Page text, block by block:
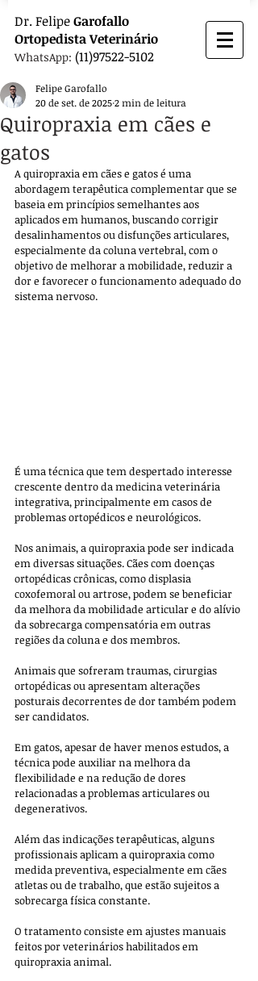
Dr. FelipeGarofallo
OrtopedistaVeterinário
WhatsApp: (11)97522-5102
Quiropraxia em cães e
gatos
Felipe Garofallo
20 de set. de 20252 min de leitura
A quiropraxia em cães e gatos é uma
abordagem terapêutica complementar que se
baseia em princípios semelhantes aos
aplicados em humanos, buscando corrigir
desalinhamentos ou disfunções articulares,
especialmente da coluna vertebral, com o
objetivo de melhorar a mobilidade, reduzir a
dor e favorecer o funcionamento adequado do
sistema nervoso.
É uma técnica que tem despertado interesse
crescente dentro da medicina veterinária
integrativa, principalmente em casos de
problemas ortopédicos e neurológicos.
Nos animais, a quiropraxia pode ser indicada
em diversas situações. Cães com doenças
ortopédicas crônicas, como displasia
coxofemoral ou artrose, podem se beneficiar
da melhora da mobilidade articular e do alívio
da sobrecarga compensatória em outras
regiões da coluna e dos membros.
Animais que sofreram traumas, cirurgias
ortopédicas ou apresentam alterações
posturais decorrentes de dor também podem
ser candidatos.
Em gatos, apesar de haver menos estudos, a
técnica pode auxiliar na melhora da
flexibilidade e na redução de dores
relacionadas a problemas articulares ou
degenerativos.
Além das indicações terapêuticas, alguns
profissionais aplicam a quiropraxia como
medida preventiva, especialmente em cães
atletas ou de trabalho, que estão sujeitos a
sobrecarga física constante.
O tratamento consiste em ajustes manuais
feitos por veterinários habilitados em
quiropraxia animal.